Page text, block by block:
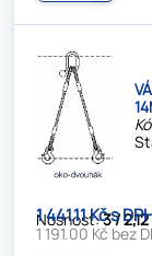
Nosnost:3 /
1 441.11 Kč s
1 191.00 Kč bez